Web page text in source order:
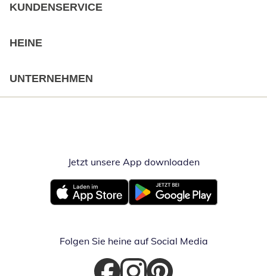
KUNDENSERVICE
HEINE
UNTERNEHMEN
Jetzt unsere App downloadenÖffnet in
Öffnet in neuem FensterÖffnet in neuem Fenster
Folgen Sie heine auf Social Media